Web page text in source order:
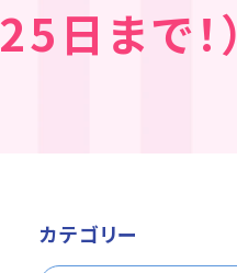
日まで！）
カテゴリー